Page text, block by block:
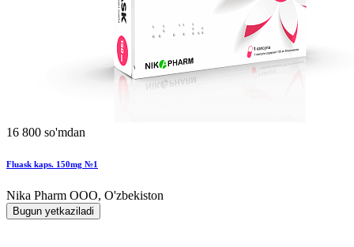
16 800 so'mdan
Fluask kaps. 150mg №1
Nika Pharm ООО, O'zbekiston
Bugun yetkaziladi